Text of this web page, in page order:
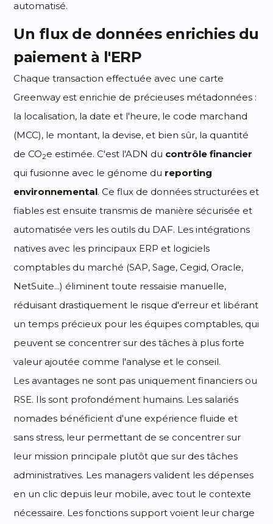
automatisé.
Un flux de données enrichies du
paiement à l'ERP
Chaque transaction effectuée avec une carte
Greenway est enrichie de précieuses métadonnées :
la localisation, la date et l'heure, le code marchand
(MCC), le montant, la devise, et bien sûr, la quantité
de CO2e estimée. C'est l'ADN du contrôle financier
qui fusionne avec le génome du reporting
environnemental. Ce flux de données structurées et
fiables est ensuite transmis de manière sécurisée et
automatisée vers les outils du DAF. Les intégrations
natives avec les principaux ERP et logiciels
comptables du marché (SAP, Sage, Cegid, Oracle,
NetSuite...) éliminent toute ressaisie manuelle,
réduisant drastiquement le risque d'erreur et libérant
un temps précieux pour les équipes comptables, qui
peuvent se concentrer sur des tâches à plus forte
valeur ajoutée comme l'analyse et le conseil.
Les avantages ne sont pas uniquement financiers ou
RSE. Ils sont profondément humains. Les salariés
nomades bénéficient d'une expérience fluide et
sans stress, leur permettant de se concentrer sur
leur mission principale plutôt que sur des tâches
administratives. Les managers valident les dépenses
en un clic depuis leur mobile, avec tout le contexte
nécessaire. Les fonctions support voient leur charge